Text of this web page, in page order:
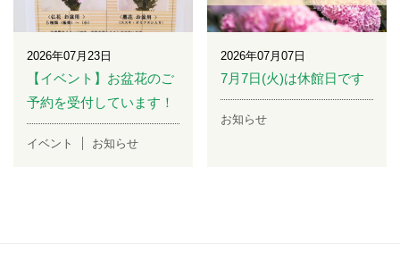
2026年07月23日
【イベント】お盆花のご
予約を受付しています！
イベント お知らせ
2026年07月07日
7月7日(火)は休館日です
お知らせ